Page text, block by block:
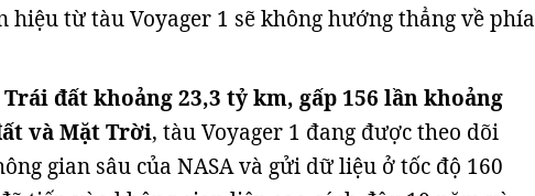
hiệu từ tàu Voyager 1 sẽ không hướng thẳng về phía
đất khoảng 23,3 tỷ km, gấp 156 lần khoảng
và Mặt Trời, tàu Voyager 1 đang được theo dõi
gian sâu của NASA và gửi dữ liệu ở tốc độ 160